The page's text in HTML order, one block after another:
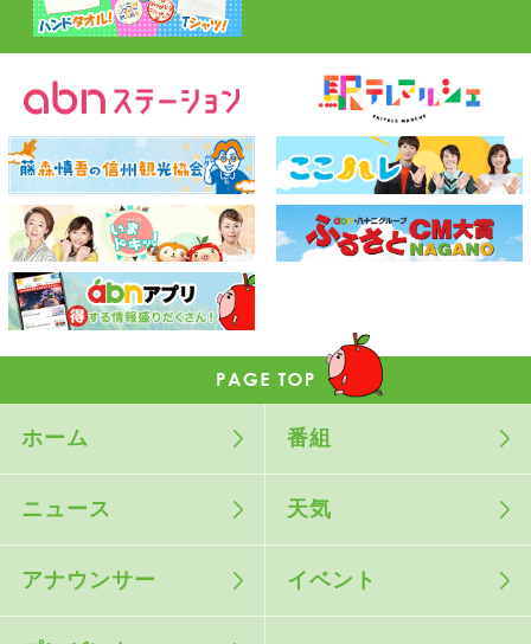
ホーム 番組
ニュース 天気
アナウンサー イベント